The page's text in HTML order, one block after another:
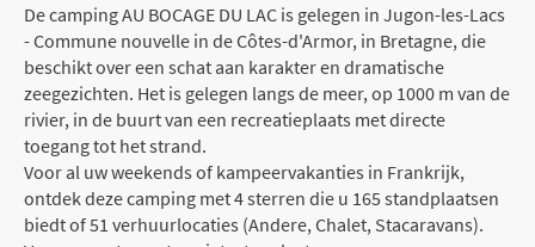
De camping AU BOCAGE DU LAC is gelegen in Jugon-les-Lacs
- Commune nouvelle in de Côtes-d'Armor, in Bretagne, die
beschikt over een schat aan karakter en dramatische
zeegezichten. Het is gelegen langs de meer, op 1000 m van de
rivier, in de buurt van een recreatieplaats met directe
toegang tot het strand.
Voor al uw weekends of kampeervakanties in Frankrijk,
ontdek deze camping met 4 sterren die u 165 standplaatsen
biedt of 51 verhuurlocaties (Andere, Chalet, Stacaravans).